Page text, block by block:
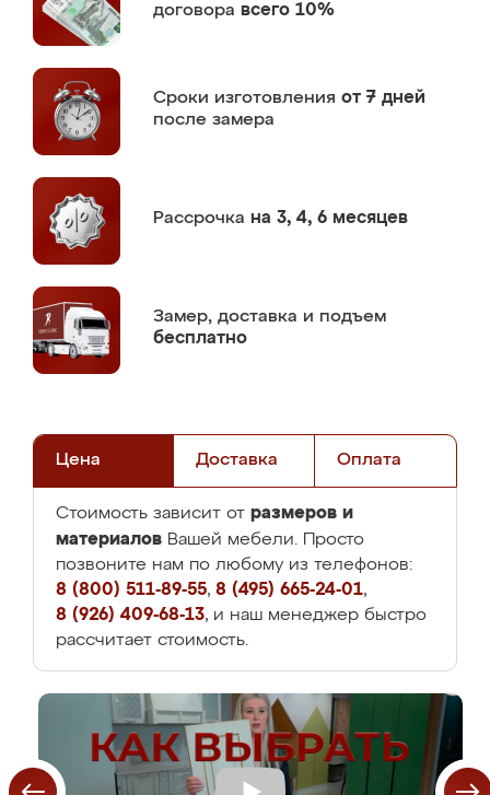
договора всего 10%
Сроки изготовления от 7 дней
после замера
Рассрочка на 3, 4, 6 месяцев
Замер, доставка и подъем
бесплатно
Цена Доставка Оплата
Стоимость зависит от размеров и
материалов Вашей мебели. Просто
позвоните нам по любому из телефонов:
8 (800) 511-89-55, 8 (495) 665-24-01,
8 (926) 409-68-13, и наш менеджер быстро
рассчитает стоимость.